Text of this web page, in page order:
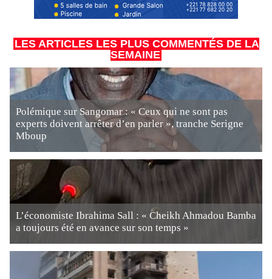
LES ARTICLES LES PLUS COMMENTÉS DE LA
SEMAINE
Polémique sur Sangomar : « Ceux qui ne sont pas
experts doivent arrêter d’en parler », tranche Serigne
Mboup
L’économiste Ibrahima Sall : « Cheikh Ahmadou Bamba
a toujours été en avance sur son temps »